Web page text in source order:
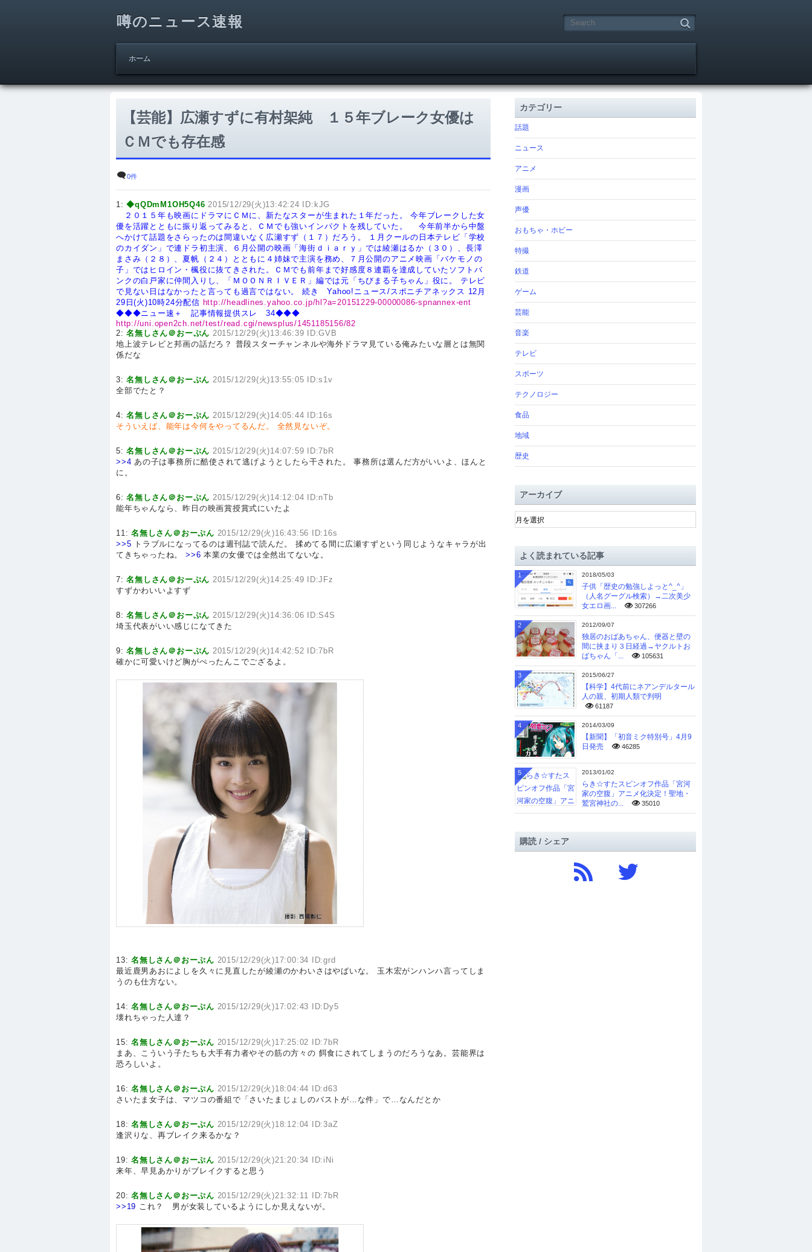
噂のニュース速報
ホーム
【芸能】広瀬すずに有村架純 １５年ブレーク女優は
ＣＭでも存在感
0件
1:◆qQDmM1OH5Q46 2015/12/29(火)13:42:24 ID:kJG
２０１５年も映画にドラマにＣＭに、新たなスターが生まれた１年だった。
今年ブレークした女
優を活躍とともに振り返ってみると、ＣＭでも強いインパクトを残していた。
今年前半から中盤
へかけて話題をさらったのは間違いなく広瀬すず（１７）だろう。
１月クールの日本テレビ「学校
のカイダン」で連ドラ初主演、６月公開の映画「海街ｄｉａｒｙ」では綾瀬はるか（３０）、長澤
まさみ（２８）、夏帆（２４）とともに４姉妹で主演を務め、７月公開のアニメ映画「バケモノの
子」ではヒロイン・楓役に抜てきされた。ＣＭでも前年まで好感度８連覇を達成していたソフトバ
ンクの白戸家に仲間入りし、「ＭＯＯＮＲＩＶＥＲ」編では元「ちびまる子ちゃん」役に。
テレビ
で見ない日はなかったと言っても過言ではない。
続き Yahoo!ニュース/スポニチアネックス 12月
29日(火)10時24分配信 http://headlines.yahoo.co.jp/hl?a=20151229-00000086-spnannex-ent
◆◆◆ニュー速＋ 記事情報提供スレ 34◆◆◆
http://uni.open2ch.net/test/read.cgi/newsplus/1451185156/82
2:名無しさん＠おーぷん 2015/12/29(火)13:46:39 ID:GVB
地上波テレビと邦画の話だろ？ 普段スターチャンネルや海外ドラマ見ている俺みたいな層とは無関
係だな
3:名無しさん＠おーぷん 2015/12/29(火)13:55:05 ID:s1v
全部でたと？
4:名無しさん＠おーぷん 2015/12/29(火)14:05:44 ID:16s
そういえば、能年は今何をやってるんだ。
全然見ないぞ。
5:名無しさん＠おーぷん 2015/12/29(火)14:07:59 ID:7bR
>>4 あの子は事務所に酷使されて逃げようとしたら干された。 事務所は選んだ方がいいよ、ほんと
に。
6:名無しさん＠おーぷん 2015/12/29(火)14:12:04 ID:nTb
能年ちゃんなら、昨日の映画賞授賞式にいたよ
11:名無しさん＠おーぷん 2015/12/29(火)16:43:56 ID:16s
>>5 トラブルになってるのは週刊誌で読んだ。 揉めてる間に広瀬すずという同じようなキャラが出
てきちゃったね。>>6 本業の女優では全然出てないな。
7:名無しさん＠おーぷん 2015/12/29(火)14:25:49 ID:JFz
すずかわいいよすず
8:名無しさん＠おーぷん 2015/12/29(火)14:36:06 ID:S4S
埼玉代表がいい感じになてきた
9:名無しさん＠おーぷん 2015/12/29(火)14:42:52 ID:7bR
確かに可愛いけど胸がぺったんこでござるよ。
13:名無しさん＠おーぷん 2015/12/29(火)17:00:34 ID:grd
最近鹿男あおによしを久々に見直したが綾瀬のかわいさはやばいな。 玉木宏がンハンハ言ってしま
うのも仕方ない。
14:名無しさん＠おーぷん 2015/12/29(火)17:02:43 ID:Dy5
壊れちゃった人達？
15:名無しさん＠おーぷん 2015/12/29(火)17:25:02 ID:7bR
まあ、こういう子たちも大手有力者やその筋の方々の 餌食にされてしまうのだろうなあ。芸能界は
恐ろしいよ。
16:名無しさん＠おーぷん 2015/12/29(火)18:04:44 ID:d63
さいたま女子は、マツコの番組で「さいたまじょしのバストが…な件」で…なんだとか
18:名無しさん＠おーぷん 2015/12/29(火)18:12:04 ID:3aZ
逢沢りな、再ブレイク来るかな？
19:名無しさん＠おーぷん 2015/12/29(火)21:20:34 ID:iNi
来年、早見あかりがブレイクすると思う
20:名無しさん＠おーぷん 2015/12/29(火)21:32:11 ID:7bR
>>19 これ？ 男が女装しているようにしか見えないが。
カテゴリー
話題
ニュース
アニメ
漫画
声優
おもちゃ・ホビー
特撮
鉄道
ゲーム
芸能
音楽
テレビ
スポーツ
テクノロジー
食品
地域
歴史
アーカイブ
ア
ー
ブよく読まれている記事
2018/05/03
子供「歴史の勉強しよっと^_^」
（人名グーグル検索）→二次美少
女エロ画...
307266
1
2012/09/07
独居のおばあちゃん、便器と壁の
間に挟まり３日経過→ヤクルトお
ばちゃん「...
105631
2
2015/06/27
【科学】4代前にネアンデルタール
人の親、初期人類で判明
61187
3
2014/03/09
【新聞】「初音ミク特別号」4月9
日発売
46285
4
2013/01/02
らき☆すたスピンオフ作品「宮河
家の空腹」アニメ化決定！聖地・
鷲宮神社の...
35010
5
購読 / シェア